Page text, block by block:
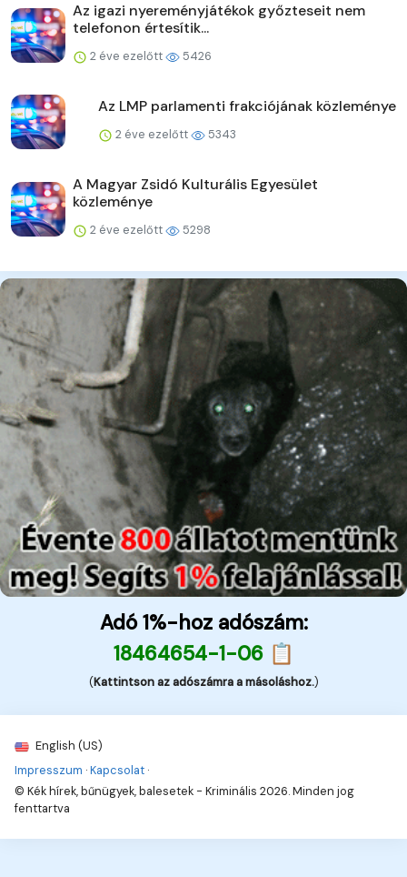
Az igazi nyereményjátékok győzteseit nem
telefonon értesítik...
2 éve ezelőtt 5426
Az LMP parlamenti frakciójának közleménye
2 éve ezelőtt 5343
A Magyar Zsidó Kulturális Egyesület
közleménye
2 éve ezelőtt 5298
Adó 1%-hoz adószám:
18464654-1-06 📋
(Kattintson az adószámra a másoláshoz.)
English (US)
Impresszum ·Kapcsolat ·
© Kék hírek, bűnügyek, balesetek - Kriminális 2026. Minden jog
fenttartva